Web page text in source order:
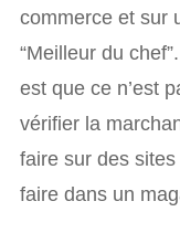
commerce et sur
“Meilleur du
est que ce n’est
vérifier la
faire sur des
faire dans un